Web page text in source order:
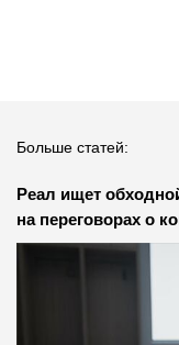
Больше статей:
Реал ищет
на переговорах о